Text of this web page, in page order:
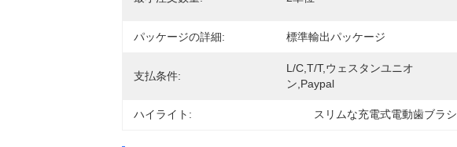
パッケージの詳細: 標準輸出パッケージ
支払条件:
L/C,T/T,ウェスタンユニオ
ン,Paypal
ハイライト: スリムな充電式電動歯ブラシ